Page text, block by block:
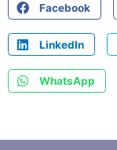
Facebook
LinkedIn
WhatsApp